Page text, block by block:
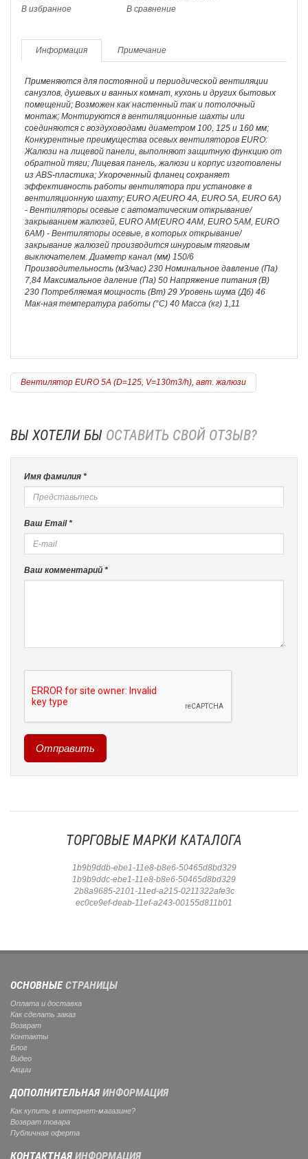
В избранное
В сравнение
Информация Примечание
Применяются для постоянной и периодической вентиляции
санузлов, душевых и ванных комнат, кухонь и других бытовых
помещений; Возможен как настенный так и потолочный
монтаж; Монтируются в вентиляционные шахты или
соединяются с воздуховодами диаметром 100, 125 и 160 мм;
Конкурентные преимущества осевых вентиляторов EURO:
Жалюзи на лицевой панели, выполняют защитную функцию от
обратной тяги; Лицевая панель, жалюзи и корпус изготовлены
из ABS-пластика; Укороченный фланец сохраняет
эффективность работы вентилятора при установке в
вентиляционную шахту; EURO A(EURO 4A, EURO 5A, EURO 6A)
- Вентиляторы осевые с автоматическим открывание/
закрыванием жалюзей, EURO AM(EURO 4AM, EURO 5AM, EURO
6AM) - Вентиляторы осевые, в которых открывание/
закрывание жалюзей производится шнуровым тяговым
выключателем. Диаметр канал (мм) 150/6
Производительность (м3/час) 230 Номинальное давление (Па)
7,84 Максимальное даление (Па) 50 Напряжение питания (В)
230 Потребляемая мощность (Вт) 29 Уровень шума (Дб) 46
Мак-ная температура работы (°С) 40 Масса (кг) 1,11
Вентилятор EURO 5A (D=125, V=130m3/h), авт. жалюзи
ВЫ ХОТЕЛИ БЫ ОСТАВИТЬ СВОЙ ОТЗЫВ?
Имя фамилия *
Ваш Email *
Ваш комментарий *
ТОРГОВЫЕ МАРКИ КАТАЛОГА
1b9b9ddb-ebe1-11e8-b8e6-50465d8bd329
1b9b9ddc-ebe1-11e8-b8e6-50465d8bd329
2b8a9685-2101-11ed-a215-0211322afe3c
ec0ce9ef-deab-11ef-a243-00155d811b01
ОСНОВНЫЕСТРАНИЦЫ
Оплата и доставка
Как сделать заказ
Возврат
Контакты
Блог
Видео
Акции
ДОПОЛНИТЕЛЬНАЯИНФОРМАЦИЯ
Как купить в интернет-магазине?
Возврат товара
Публичная оферта
КОНТАКТНАЯИНФОРМАЦИЯ